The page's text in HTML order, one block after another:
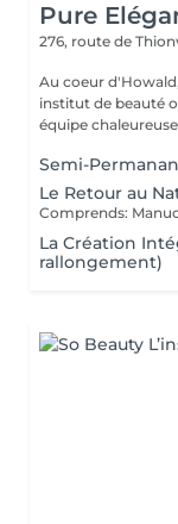
Pure
276, route de
Au coeur
institut de beauté
équipe
Semi-
Le Retour au
La Création
rallongement)